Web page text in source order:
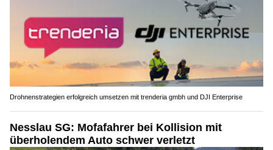
Drohnenstrategien erfolgreich umsetzen mit trenderia gmbh und DJI Enterprise
Nesslau SG: Mofafahrer bei Kollision mit
überholendem Auto schwer verletzt